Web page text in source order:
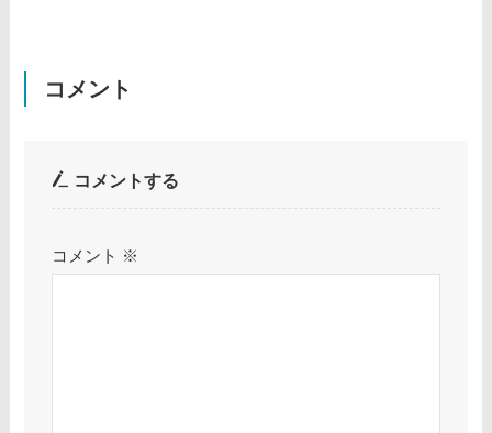
コメント
コメントする
コメント ※